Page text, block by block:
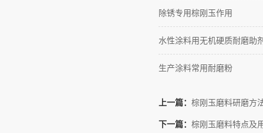
除锈专用棕刚玉作用
水性涂料用无机硬质耐磨助
生产涂料常用耐磨粉
上一篇： 棕刚玉磨料研磨方
下一篇： 棕刚玉磨料特点及